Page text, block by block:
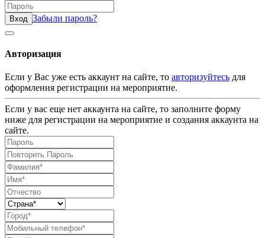
Вход Забыли пароль?
Авторизация
Если у Вас уже есть аккаунт на сайте, то авторизуйтесь для
оформления регистрации на мероприятие.
Если у вас еще нет аккаунта на сайте, то заполните форму
ниже для регистрации на мероприятие и создания аккаунта на
сайте.